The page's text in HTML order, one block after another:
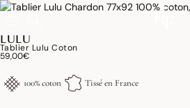
LULU
Tablier Lulu Coton
59,00€
100% coton Tissé en France